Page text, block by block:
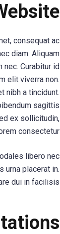
consequat ac
diam. Aliquam
Curabitur id
elit viverra non.
nibh a tincidunt.
sagittis
ex sollicitudin,
consectetur.
libero nec
urna placerat in.
dui in facilisis.